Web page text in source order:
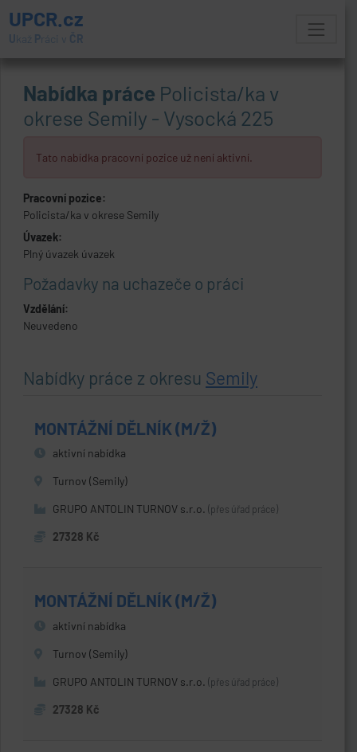
UPCR.cz
U kaž Práci v ČR
Nabídka práce Policista/ka v
okrese Semily - Vysocká 225
Tato nabídka pracovní pozice už není aktivní.
Pracovní pozice:
Policista/ka v okrese Semily
Úvazek:
Plný úvazek úvazek
Požadavky na uchazeče o práci
Vzdělání:
Neuvedeno
Nabídky práce z okresu Semily
MONTÁŽNÍ DĚLNÍK (M/Ž)
aktivní nabídka
Turnov (Semily)
GRUPO ANTOLIN TURNOV s.r.o. (přes úřad práce)
27328 Kč
MONTÁŽNÍ DĚLNÍK (M/Ž)
aktivní nabídka
Turnov (Semily)
GRUPO ANTOLIN TURNOV s.r.o. (přes úřad práce)
27328 Kč